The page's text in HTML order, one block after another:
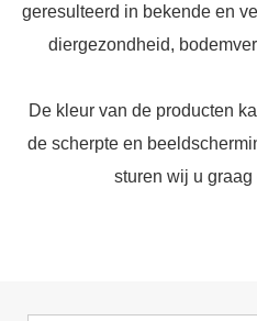
geresulteerd in bekende en
diergezondheid,
De kleur van de producten
de scherpte en
sturen wij u